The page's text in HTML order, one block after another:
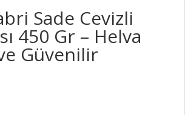
Sade Cevizli
450 Gr – Helva
Güvenilir